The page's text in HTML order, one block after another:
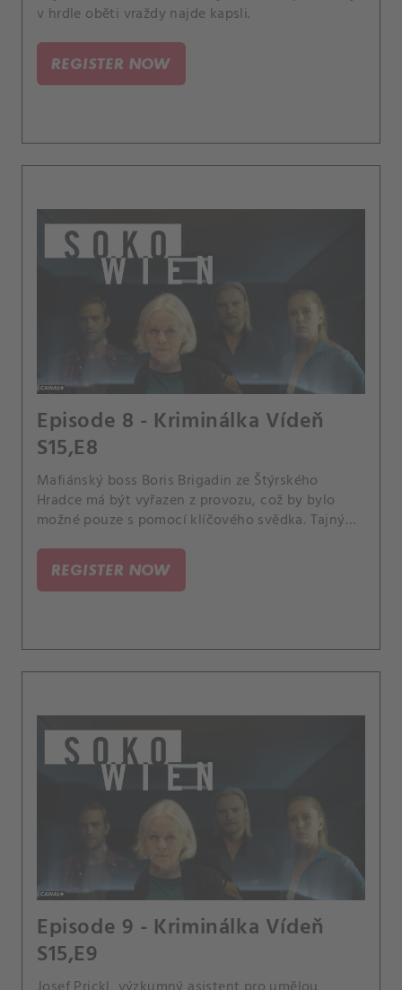
v hrdle oběti vraždy najde kapsli.
REGISTER NOW
Episode 8 - Kriminálka Vídeň
S15,E8
Mafiánský boss Boris Brigadin ze Štýrského
Hradce má být vyřazen z provozu, což by bylo
možné pouze s pomocí klíčového svědka. Tajný
stinném kruhu triumvirátu, k němuž patří Hans
Peter Vasko a Werner Herbst.
REGISTER NOW
Episode 9 - Kriminálka Vídeň
S15,E9